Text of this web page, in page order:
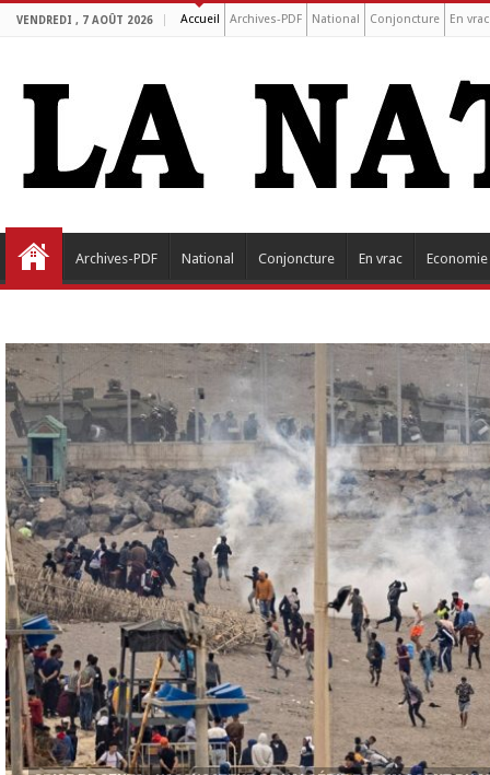
VENDREDI , 7 AOÛT 2026 Accueil Archives-PDF National Conjoncture En vrac
Archives-PDF National Conjoncture En vrac Economie